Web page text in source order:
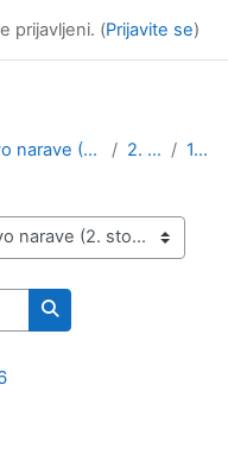
prijavljeni. (Prijavite se)
Varstvo narave (2. stopnja) 2. stopnja 2. stopnja 1. letnik
Išči predmete